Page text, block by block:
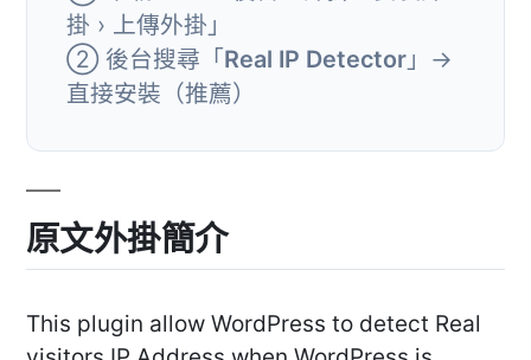
掛 › 上傳外掛」
② 後台搜尋「Real IP Detector 」→
直接安裝（推薦）
原文外掛簡介
This plugin allow WordPress to detect Real